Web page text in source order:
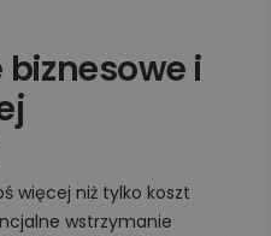
i
więcej niż tylko koszt
wstrzymanie